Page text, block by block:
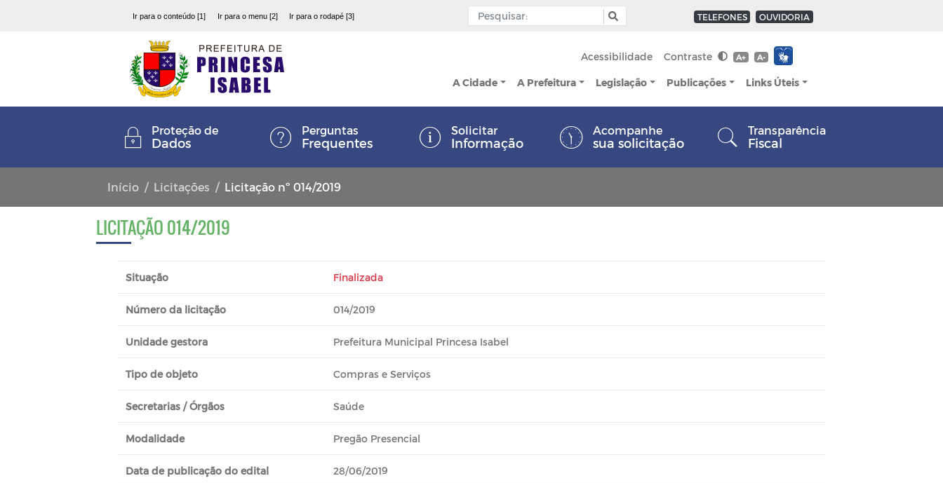
Ir para o conteúdo [1] Ir para o menu [2] Ir para o rodapé [3] TELEFONES OUVIDORIA
Acessibilidade Contraste A+ A-
A Cidade A Prefeitura Legislação Publicações Links Úteis
Proteção de
Dados
Perguntas
Frequentes
Solicitar
Informação
Acompanhe
sua solicitação
Transparência
Fiscal
Início Licitações Licitação nº 014/2019
LICITAÇÃO 014/2019
Situação Finalizada
Número da licitação 014/2019
Unidade gestora Prefeitura Municipal Princesa Isabel
Tipo de objeto Compras e Serviços
Secretarias / Órgãos Saúde
Modalidade Pregão Presencial
Data de publicação do edital 28/06/2019